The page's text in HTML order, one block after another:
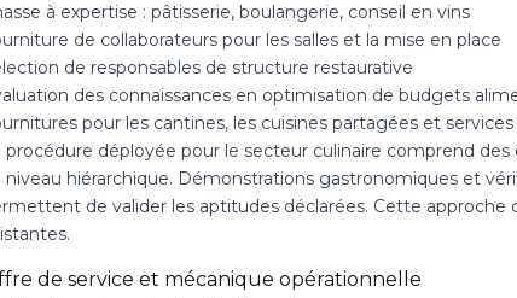
à expertise : pâtisserie, boulangerie, conseil en vins
de collaborateurs pour les salles et la mise en place
de responsables de structure restaurative
des connaissances en optimisation de budgets
pour les cantines, les cuisines partagées et
procédure déployée pour le secteur culinaire comprend
niveau hiérarchique. Démonstrations gastronomiques et
de valider les aptitudes déclarées. Cette approche
de service et mécanique opérationnelle